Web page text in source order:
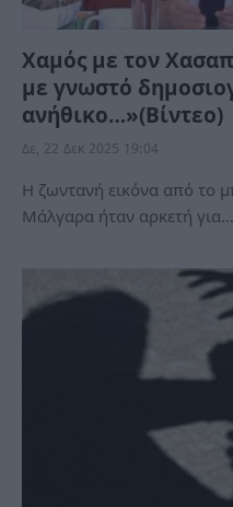
Χαμός με τον
με γνωστό
ανήθικο…»(Βίντεο)
Δε, 22 Δεκ 2025 19:04
Η ζωντανή εικόνα από το
Μάλγαρα ήταν αρκετή για…